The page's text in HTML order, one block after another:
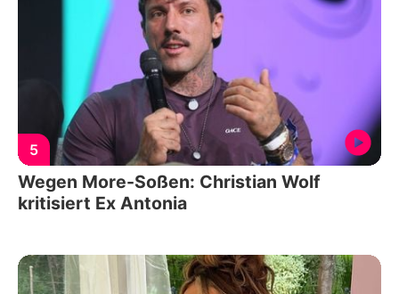
5
Wegen More-Soßen: Christian Wolf
kritisiert Ex Antonia